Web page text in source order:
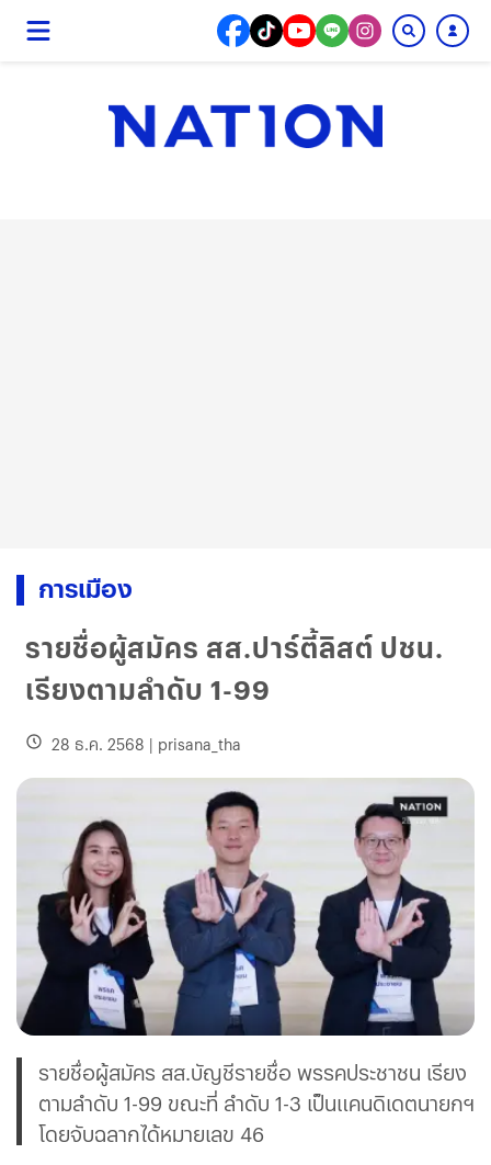
การเมือง
รายชื่อผู้สมัคร สส.ปาร์ตี้ลิสต์ ปชน.
เรียงตามลำดับ 1-99
28 ธ.ค. 2568 | prisana_tha
รายชื่อผู้สมัคร สส.บัญชีรายชื่อ พรรคประชาชน เรียง
ตามลำดับ 1-99 ขณะที่ ลำดับ 1-3 เป็นแคนดิเดตนายกฯ
โดยจับฉลากได้หมายเลข 46